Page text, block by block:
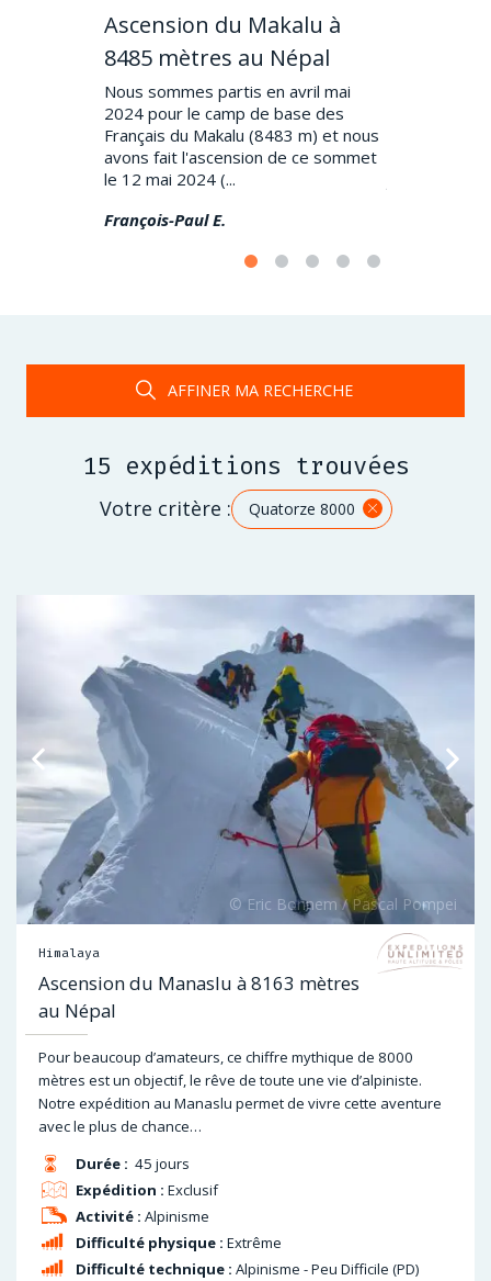
Ascension du Makalu à
8485 mètres au Népal
Nous sommes partis en avril mai
2024 pour le camp de base des
Français du Makalu (8483 m) et nous
avons fait l'ascension de ce sommet
le 12 mai 2024 (...
François-Paul E.
AFFINER MA RECHERCHE
15 expéditions trouvées
Votre critère : Quatorze 8000
Himalaya
Ascension du Manaslu à 8163 mètres
au Népal
Pour beaucoup d’amateurs, ce chiffre mythique de 8000
mètres est un objectif, le rêve de toute une vie d’alpiniste.
Notre expédition au Manaslu permet de vivre cette aventure
avec le plus de chance…
Durée : 45 jours
Difficulté physique : Extrême
Expédition : Exclusif
Difficulté technique : Alpinisme - Peu Difficile (PD)
Activité : Alpinisme